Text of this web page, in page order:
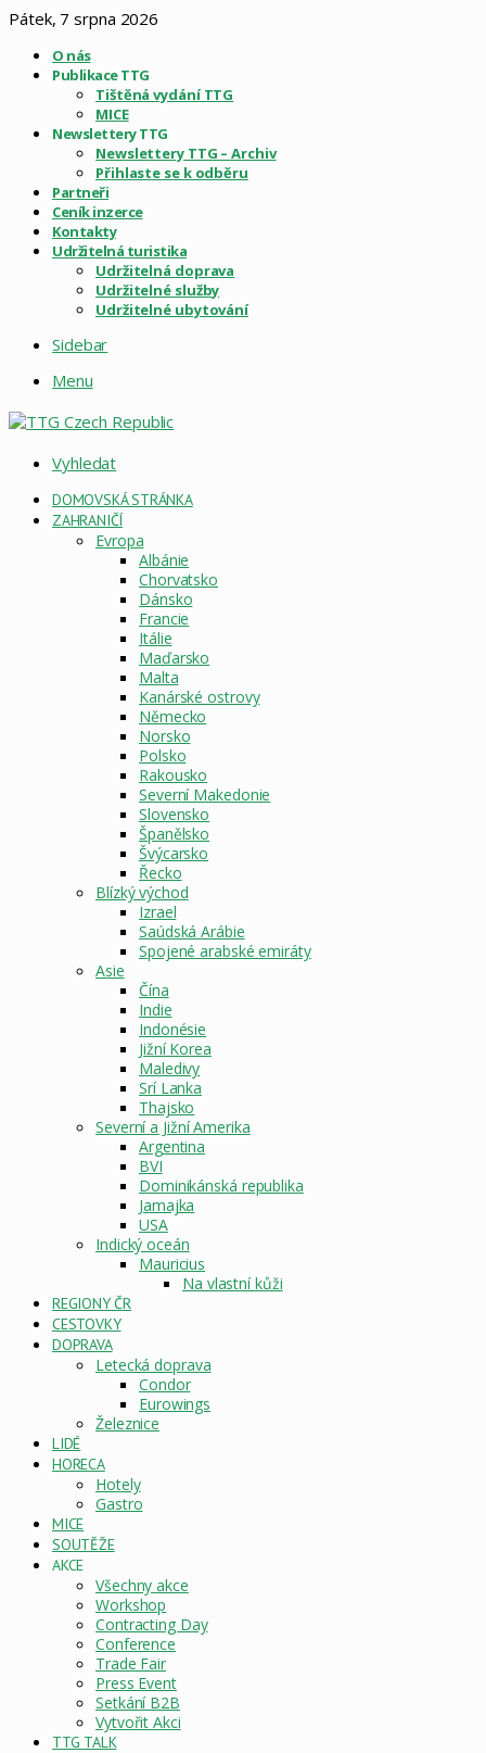
Pátek, 7 srpna 2026
O nás
Publikace TTG
Tištěná vydání TTG
MICE
Newslettery TTG
Newslettery TTG – Archiv
Přihlaste se k odběru
Partneři
Ceník inzerce
Kontakty
Udržitelná turistika
Udržitelná doprava
Udržitelné služby
Udržitelné ubytování
Sidebar
Menu
Vyhledat
DOMOVSKÁ STRÁNKA
ZAHRANIČÍ
Evropa
Albánie
Chorvatsko
Dánsko
Francie
Itálie
Maďarsko
Malta
Kanárské ostrovy
Německo
Norsko
Polsko
Rakousko
Severní Makedonie
Slovensko
Španělsko
Švýcarsko
Řecko
Blízký východ
Izrael
Saúdská Arábie
Spojené arabské emiráty
Asie
Čína
Indie
Indonésie
Jižní Korea
Maledivy
Srí Lanka
Thajsko
Severní a Jižní Amerika
Argentina
BVI
Dominikánská republika
Jamajka
USA
Indický oceán
Mauricius
Na vlastní kůži
REGIONY ČR
CESTOVKY
DOPRAVA
Letecká doprava
Condor
Eurowings
Železnice
LIDÉ
HORECA
Hotely
Gastro
MICE
SOUTĚŽE
AKCE
Všechny akce
Workshop
Contracting Day
Conference
Trade Fair
Press Event
Setkání B2B
Vytvořit Akci
TTG TALK